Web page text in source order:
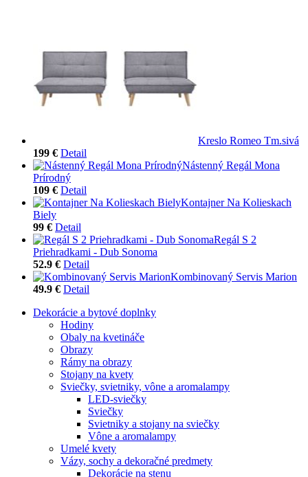
Kreslo Romeo Tm.sivá
199 € Detail
Nástenný Regál Mona
Prírodný
109 € Detail
Kontajner Na Kolieskach
Biely
99 € Detail
Regál S 2
Priehradkami - Dub Sonoma
52.9 € Detail
Kombinovaný Servis Marion
49.9 € Detail
Dekorácie a bytové doplnky
Hodiny
Obaly na kvetináče
Obrazy
Rámy na obrazy
Stojany na kvety
Sviečky, svietniky, vône a aromalampy
LED-sviečky
Sviečky
Svietniky a stojany na sviečky
Vône a aromalampy
Umelé kvety
Vázy, sochy a dekoračné predmety
Dekorácie na stenu